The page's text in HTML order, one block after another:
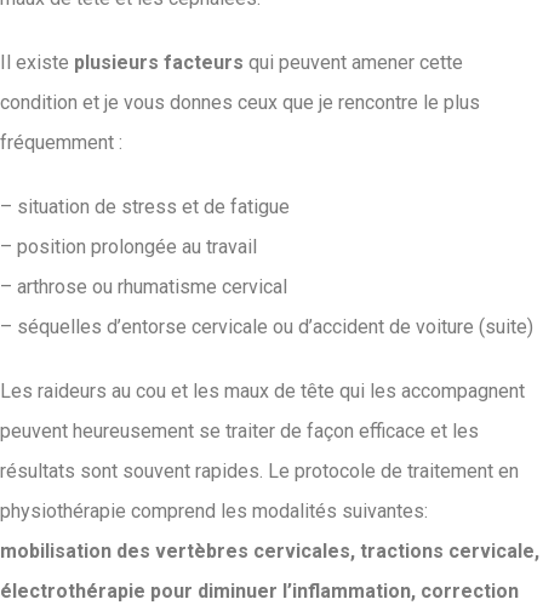
Il existe plusieurs facteurs qui peuvent amener cette
condition et je vous donnes ceux que je rencontre le plus
fréquemment :
– situation de stress et de fatigue
– position prolongée au travail
– arthrose ou rhumatisme cervical
– séquelles d’entorse cervicale ou d’accident de voiture (suite)
Les raideurs au cou et les maux de tête qui les accompagnent
peuvent heureusement se traiter de façon efficace et les
résultats sont souvent rapides. Le protocole de traitement en
physiothérapie comprend les modalités suivantes:
mobilisation des vertèbres cervicales, tractions cervicale,
électrothérapie pour diminuer l’inflammation, correction